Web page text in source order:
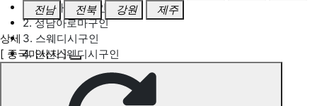
1. 일산마사지구인
2. 성남아로마구인
3. 스웨디시구인
4. 안산스웨디시구인
전남
전북 강원 제주
상세
[ 중국마사지 ]